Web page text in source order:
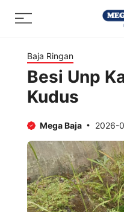
Menu
Baja Ringan
Besi Unp
Kudus
Mega Baja 2026-